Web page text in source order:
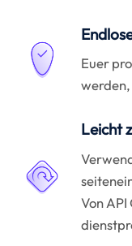
Euer
Leicht
Von